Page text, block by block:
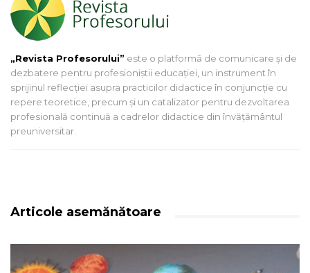
„Revista Profesorului” este o platformă de comunicare și de
dezbatere pentru profesioniștii educației, un instrument în
sprijinul reflecției asupra practicilor didactice în conjuncție cu
repere teoretice, precum și un catalizator pentru dezvoltarea
profesională continuă a cadrelor didactice din învățământul
preuniversitar.
Articole asemănătoare